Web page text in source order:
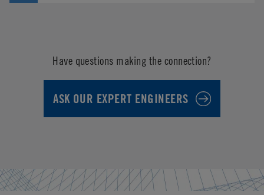
Have questions making the connection?
ASK OUR EXPERT ENGINEERS